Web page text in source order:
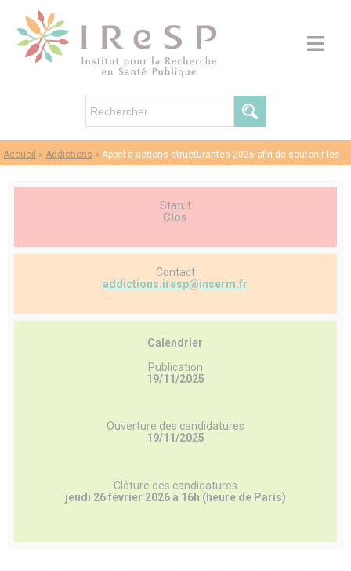
Accueil » Addictions »Appel à actions structurantes 2026 afin de soutenir les
réseaux de recherche sur les conduites addictives (avec ou sans substances)
Statut
Clos
Contact
addictions.iresp@inserm.fr
Calendrier
Publication
19/11/2025
Ouverture des candidatures
19/11/2025
Clôture des candidatures
jeudi 26 février 2026 à 16h (heure de Paris)